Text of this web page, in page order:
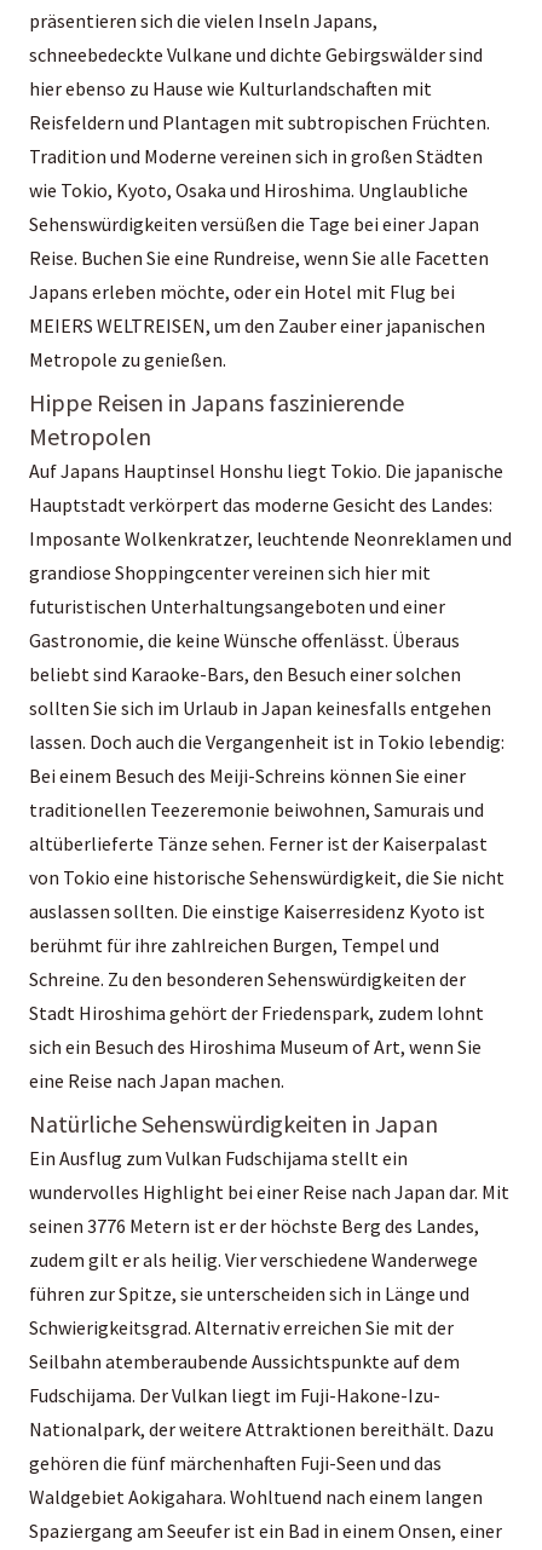
präsentieren sich die vielen Inseln Japans,
schneebedeckte Vulkane und dichte Gebirgswälder sind
hier ebenso zu Hause wie Kulturlandschaften mit
Reisfeldern und Plantagen mit subtropischen Früchten.
Tradition und Moderne vereinen sich in großen Städten
wie Tokio, Kyoto, Osaka und Hiroshima. Unglaubliche
Sehenswürdigkeiten versüßen die Tage bei einer Japan
Reise. Buchen Sie eine Rundreise, wenn Sie alle Facetten
Japans erleben möchte, oder ein Hotel mit Flug bei
MEIERS WELTREISEN, um den Zauber einer japanischen
Metropole zu genießen.
Hippe Reisen in Japans faszinierende
Metropolen
Auf Japans Hauptinsel Honshu liegt Tokio. Die japanische
Hauptstadt verkörpert das moderne Gesicht des Landes:
Imposante Wolkenkratzer, leuchtende Neonreklamen und
grandiose Shoppingcenter vereinen sich hier mit
futuristischen Unterhaltungsangeboten und einer
Gastronomie, die keine Wünsche offenlässt. Überaus
beliebt sind Karaoke-Bars, den Besuch einer solchen
sollten Sie sich im Urlaub in Japan keinesfalls entgehen
lassen. Doch auch die Vergangenheit ist in Tokio lebendig:
Bei einem Besuch des Meiji-Schreins können Sie einer
traditionellen Teezeremonie beiwohnen, Samurais und
altüberlieferte Tänze sehen. Ferner ist der Kaiserpalast
von Tokio eine historische Sehenswürdigkeit, die Sie nicht
auslassen sollten. Die einstige Kaiserresidenz Kyoto ist
berühmt für ihre zahlreichen Burgen, Tempel und
Schreine. Zu den besonderen Sehenswürdigkeiten der
Stadt Hiroshima gehört der Friedenspark, zudem lohnt
sich ein Besuch des Hiroshima Museum of Art, wenn Sie
eine Reise nach Japan machen.
Natürliche Sehenswürdigkeiten in Japan
Ein Ausflug zum Vulkan Fudschijama stellt ein
wundervolles Highlight bei einer Reise nach Japan dar. Mit
seinen 3776 Metern ist er der höchste Berg des Landes,
zudem gilt er als heilig. Vier verschiedene Wanderwege
führen zur Spitze, sie unterscheiden sich in Länge und
Schwierigkeitsgrad. Alternativ erreichen Sie mit der
Seilbahn atemberaubende Aussichtspunkte auf dem
Fudschijama. Der Vulkan liegt im Fuji-Hakone-Izu-
Nationalpark, der weitere Attraktionen bereithält. Dazu
gehören die fünf märchenhaften Fuji-Seen und das
Waldgebiet Aokigahara. Wohltuend nach einem langen
Spaziergang am Seeufer ist ein Bad in einem Onsen, einer